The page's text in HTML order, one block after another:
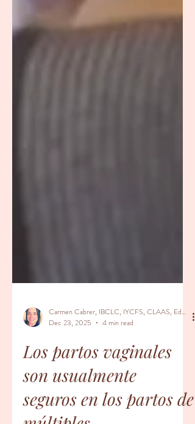
Dec 23, 2025
4 min read
Los partos vaginales
son usualmente